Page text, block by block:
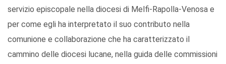
servizio episcopale nella diocesi di Melfi-Rapolla-Venosa e
per come egli ha interpretato il suo contributo nella
comunione e collaborazione che ha caratterizzato il
cammino delle diocesi lucane, nella guida delle commissioni